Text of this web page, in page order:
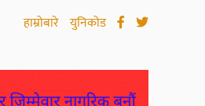
हाम्रोबारे युनिकोड